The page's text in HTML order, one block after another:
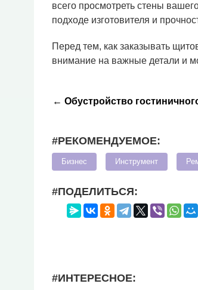
всего просмотреть стены
подходе изготовителя и
Перед тем, как заказывать
внимание на важные детали и
← Обустройство
#РЕКОМЕНДУЕМОЕ:
Бизнес Инструмент
#ПОДЕЛИТЬСЯ:
#ИНТЕРЕСНОЕ: